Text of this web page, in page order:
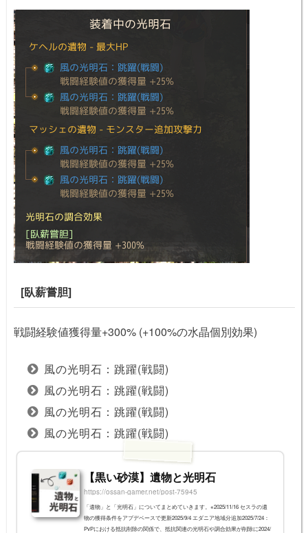
[臥薪嘗胆]
戦闘経験値獲得量+300% (+100%の水晶個別効果)
風の光明石：跳躍(戦闘)
風の光明石：跳躍(戦闘)
風の光明石：跳躍(戦闘)
風の光明石：跳躍(戦闘)
【黒い砂漠】遺物と光明石
https://ossan-gamer.net/post-75945
「遺物」と「光明石」についてまとめていきます。※2025/11/16 セスラの遺
物の獲得条件をアプデベースで更新2025/9/4 エダニア地域分追加2025/7/24：
PvPにおける抵抗削除の関係で、抵抗関連の光明石や調合効果が削除に2024/